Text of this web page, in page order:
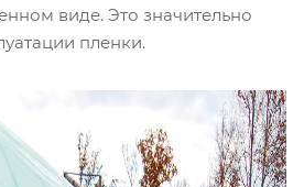
виде. Это значительно
пленки.